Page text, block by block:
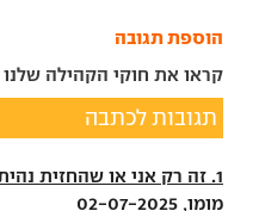
הוספת תגובה
קראו את חוקי הקהילה שלנו
תגובות לכתבה
1. זה רק אני או שהחזית נהיתה סינית
מומו, 02-07-2025